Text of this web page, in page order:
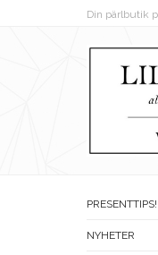
Din pärlbutik
PRESENTTIPS!
NYHETER